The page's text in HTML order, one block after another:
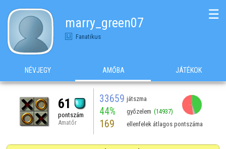
marry_green07
Fanatikus
☰
NÉVJEGY AMŐBA JÁTÉKOK
61
pontszám
Amatőr
33659 játszma
44% győzelem (14937)
169 ellenfelek átlagos pontszáma